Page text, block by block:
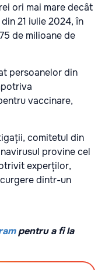
ori mai mare decât
21 iulie 2024, în
de milioane de
persoanelor din
vaccinare,
comitetul din
provine cel
experților,
dintr-un
pentru a fi la